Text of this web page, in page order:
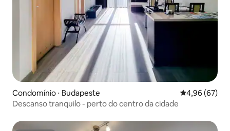
Condomínio ⋅ Budapeste 4,96 de uma
4,96 (67)
Descanso tranquilo - perto do centro da cidade